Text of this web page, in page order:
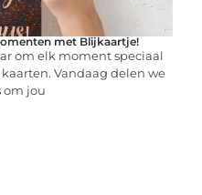
met Blijkaartje!
om elk moment speciaal
Vandaag delen we
om jou